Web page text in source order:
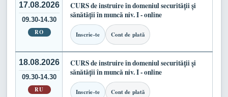
17.08.2026
09.30-14.30
RO
CURS de instruire în domeniul securității și
sănătății în muncă niv. I - online
Inscrie-te Cont de plată
18.08.2026
09.30-14.30
RU
CURS de instruire în domeniul securității și
sănătății în muncă niv. I - online
Inscrie-te Cont de plată